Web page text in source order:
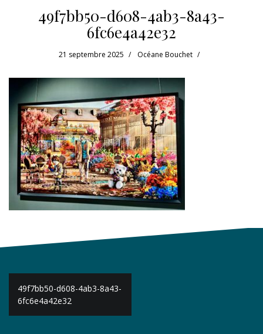
49f7bb50-d608-4ab3-8a43-
6fc6e4a42e32
21 septembre 2025 Océane Bouchet
Navigation
de
l’article
49f7bb50-d608-4ab3-8a43-
6fc6e4a42e32